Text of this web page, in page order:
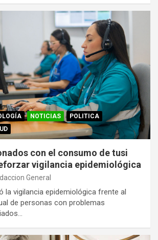
NOTICIAS
POLITICA
con el consumo de tusi
vigilancia epidemiológica
General
la vigilancia epidemiológica frente al
de personas con problemas